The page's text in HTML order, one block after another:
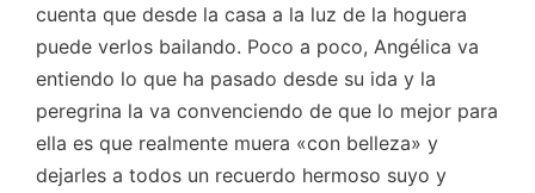
cuenta que desde la casa a la luz de la hoguera
puede verlos bailando. Poco a poco, Angélica va
entiendo lo que ha pasado desde su ida y la
peregrina la va convenciendo de que lo mejor para
ella es que realmente muera «con belleza» y
dejarles a todos un recuerdo hermoso suyo y